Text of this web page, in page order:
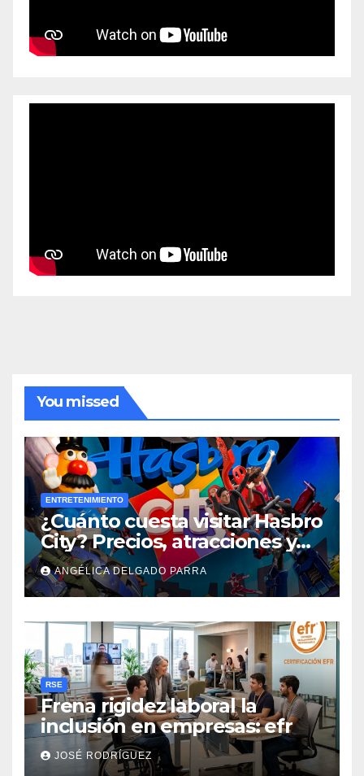
You missed
ENTRETENIMIENTO
¿Cuánto cuesta visitar Hasbro
City? Precios, atracciones y
actividades de Summer Fest
ANGÉLICA DELGADO PARRA
RSE
Frena rigidez laboral la
inclusión en empresas: efr
JOSÉ RODRÍGUEZ